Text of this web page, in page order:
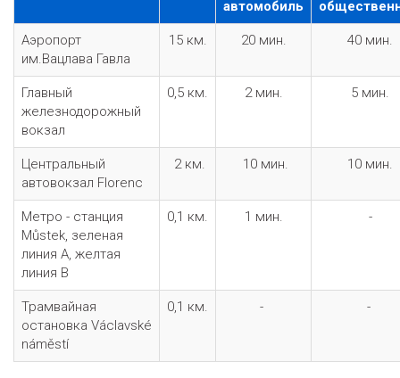
автомобиль
Аэропорт
им.Вацлава Гавла
15 км. 20 мин. 40 мин.
Главный
железнодорожный
вокзал
0,5 км. 2мин. 5 мин.
Центральный
автовокзал Florenc
2 км. 10мин. 10 мин.
Метро - станция
Můstek, зеленая
линия A, желтая
линия B
0,1 км. 1 мин. -
Трамвайная
остановка Václavské
náměstí
0,1 км. - -